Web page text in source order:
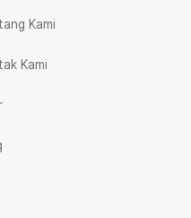
Kami
Kami